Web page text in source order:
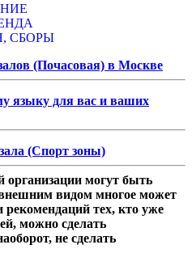
СБОРЫ
(Почасовая) в Москве
языку для вас и ваших
(Спорт зоны)
могут быть
видом многое может
рекомендаций тех, кто уже
можно сделать
не сделать